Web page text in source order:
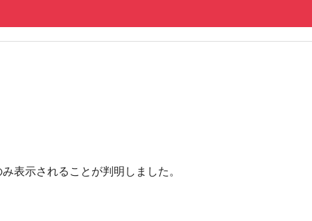
表示されることが判明しました。